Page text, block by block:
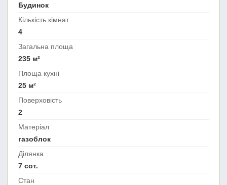
Будинок
Кількість кімнат
4
Загальна площа
235 м²
Площа кухні
25 м²
Поверховість
2
Матеріал
газоблок
Ділянка
7 сот.
Стан